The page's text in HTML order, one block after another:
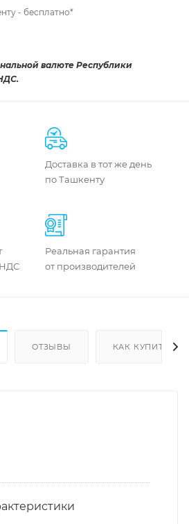
- бесплатно*
валюте Республики
Доставка в тот же день
по Ташкенту
НДС
Реальная гарантия
от производителей
ОТЗЫВЫ КАК КУПИТЬ